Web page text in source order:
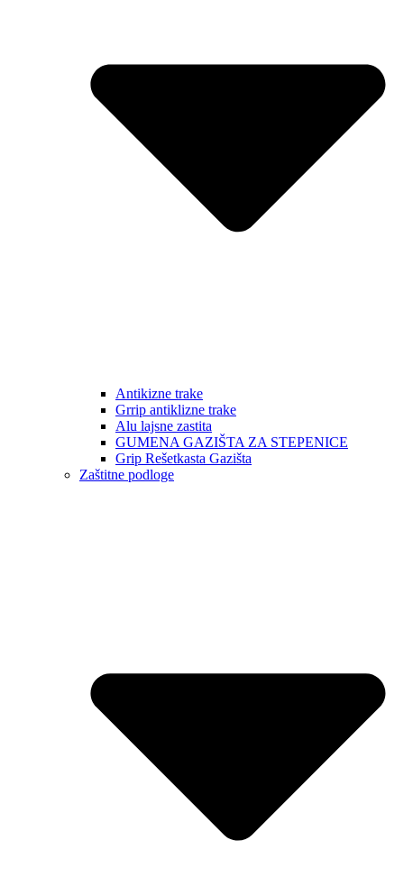
Antikizne trake
Grrip antiklizne trake
Alu lajsne zastita
GUMENA GAZIŠTA ZA STEPENICE
Grip Rešetkasta Gazišta
Zaštitne podloge